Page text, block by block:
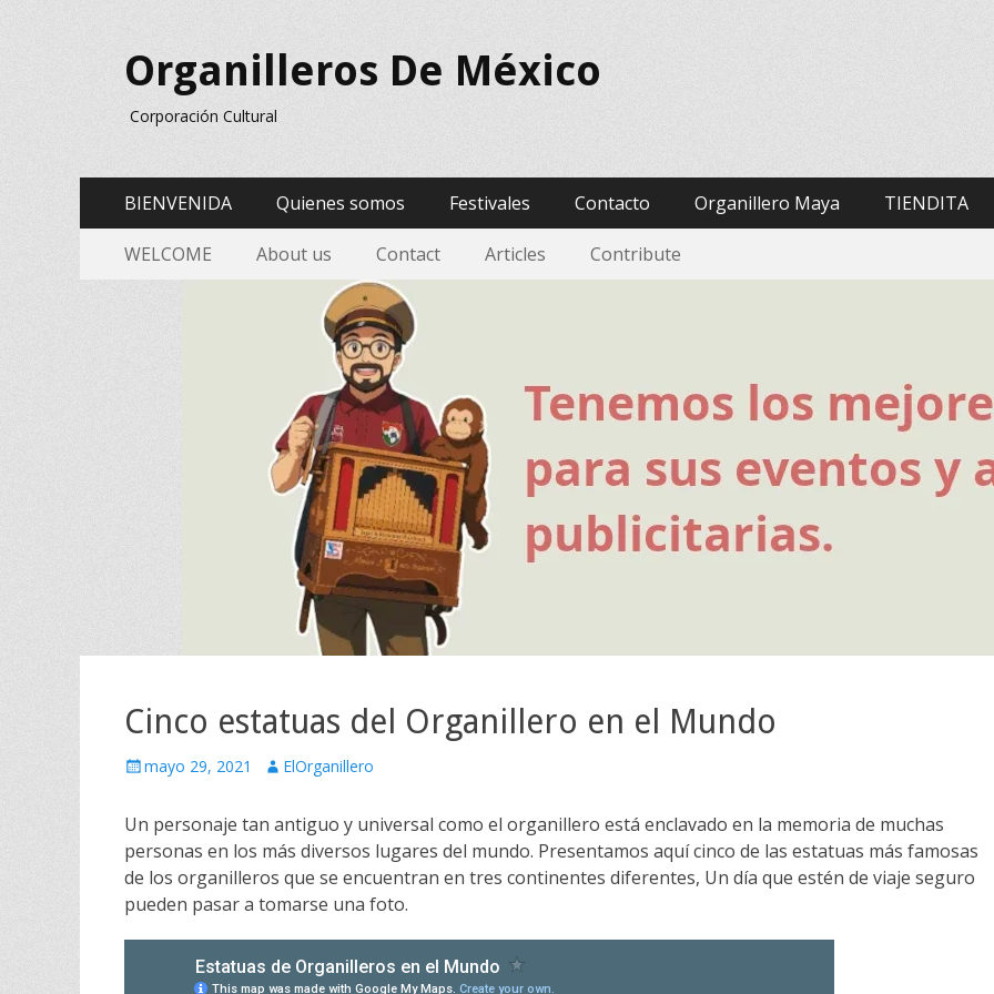
Organilleros De México
Corporación Cultural
Menú
Principal
contenido
BIENVENIDA Quienes somos Festivales Contacto Organillero Maya TIENDITA
Menu
Secundario
WELCOME About us Contact Articles Contribute
Cinco estatuas del Organillero en el Mundo
Escrito
mayo 29, 2021 AutorElOrganillero
Un personaje tan antiguo y universal como el organillero está enclavado en la memoria de muchas
personas en los más diversos lugares del mundo. Presentamos aquí cinco de las estatuas más famosas
de los organilleros que se encuentran en tres continentes diferentes, Un día que estén de viaje seguro
pueden pasar a tomarse una foto.